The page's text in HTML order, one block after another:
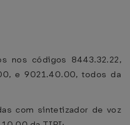
nos códigos 8443.32.22,
e 9021.40.00, todos da
com sintetizador de voz